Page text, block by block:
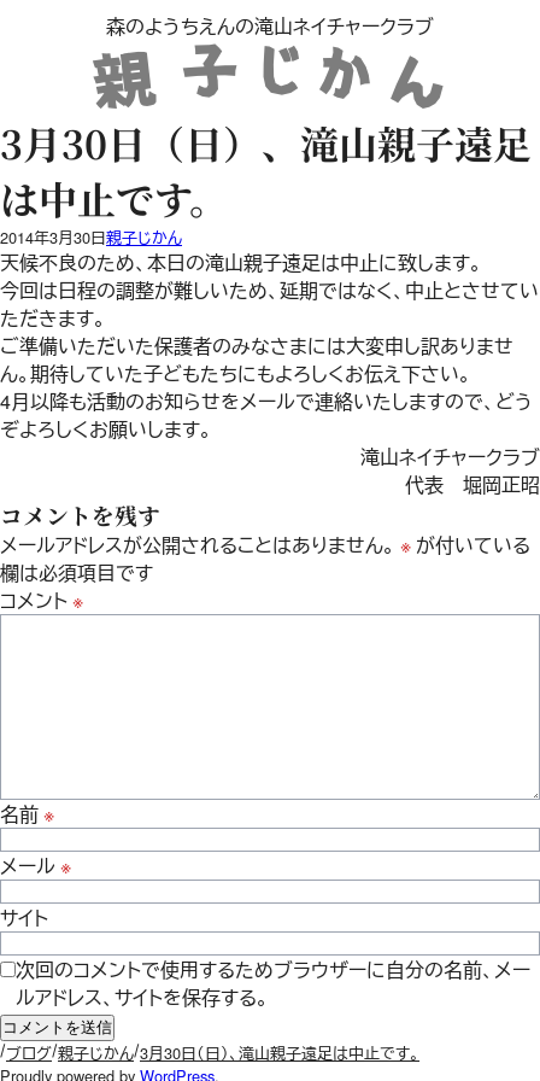
キ
ッ
プ
森のようちえんの滝山ネイチャークラブ
3月30日（日）、滝山親子遠足
は中止です。
2014年3月30日親子じかん
天候不良のため、本日の滝山親子遠足は中止に致します。
今回は日程の調整が難しいため、延期ではなく、中止とさせてい
ただきます。
ご準備いただいた保護者のみなさまには大変申し訳ありませ
ん。期待していた子どもたちにもよろしくお伝え下さい。
4月以降も活動のお知らせをメールで連絡いたしますので、どう
ぞよろしくお願いします。
滝山ネイチャークラブ
代表 堀岡正昭
コメントを残す
メールアドレスが公開されることはありません。 ※ が付いている
欄は必須項目です
コメント※
名前※
メール ※
サイト
次回のコメントで使用するためブラウザーに自分の名前、メー
ルアドレス、サイトを保存する。
ブログ 親子じかん 3月30日（日）、滝山親子遠足は中止です。
Proudly powered by WordPress.